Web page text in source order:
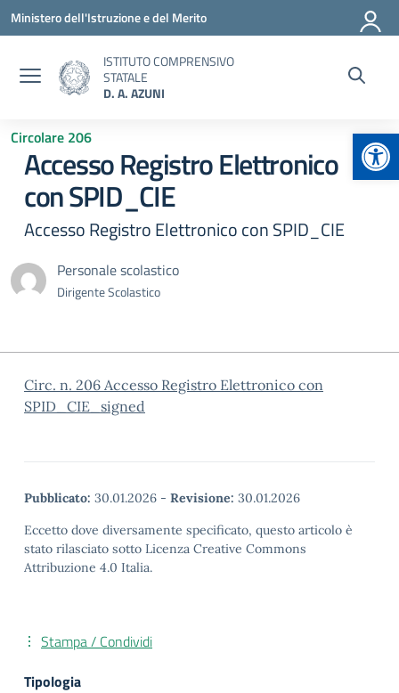
Vai ai contenuti
Vai al menu di navigazione
Vai al footer
Ministero dell'Istruzione e del Merito
ISTITUTO COMPRENSIVO
STATALE
D. A. AZUNI
Circolare 206
Accesso Registro Elettronico
con SPID_CIE
Accesso Registro Elettronico con SPID_CIE
Personale scolastico
Dirigente Scolastico
Circ. n. 206 Accesso Registro Elettronico con
SPID_CIE_signed
Pubblicato: 30.01.2026 - Revisione: 30.01.2026
Eccetto dove diversamente specificato, questo articolo è
stato rilasciato sotto Licenza Creative Commons
Attribuzione 4.0 Italia.
Stampa / Condividi
Tipologia